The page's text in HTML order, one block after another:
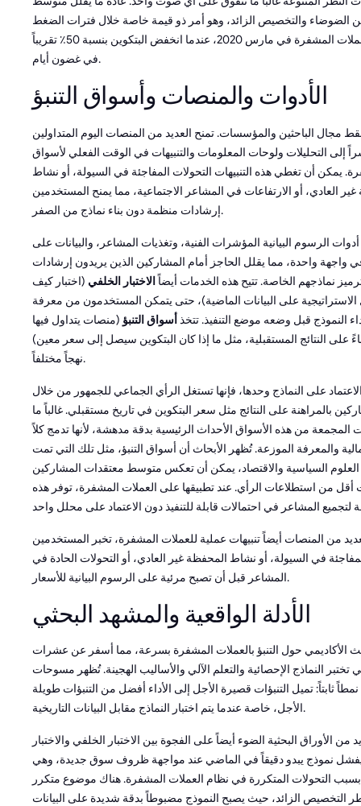
الضوضاء والتخصيص الزائد، وهو أمر ذو قيمة خاصة خلال فترات الضغط
مثل انهيار العملات المشفرة في مارس 2020، عندما انخفض البتكوين بنسبة 50٪ تقريباً
في غضون أيام.
الأدوات والمنصات وأسواق التنبؤ
مجال الباحثين والمؤسسات. تمنح العديد من المنصات اليوم المتداولين
إلى التحليلات ولوحات المعلومات والتنبيهات في الوقت الفعلي لأسواق
يمكن أن تغطي هذه التنبيهات التحولات المفاجئة في السيولة، أو نشاط
العادي، أو الارتفاعات في المشاعر الاجتماعية، مما يمنح المستخدمين
إرشادات منظمة دون بناء نماذج من الصفر.
أدوات الرسوم البيانية المؤشرات الفنية، وتغذيات المشاعر، والبيانات على
واجهة واحدة، مما يقلل الحاجز أمام المشاركين الذين يريدون إرشادات
نماذجهم الخاصة. تتيح هذه الخدمات أيضاًالاختبار الخلفي (اختبار كيف
على البيانات الماضية)، حتى يتمكن المستخدمون من معرفة
النموذج قبل وضعه موضع التنفيذ. تتخذأسواق التنبؤ (منصات يتداول فيها
على النتائج المستقبلية، مثل ما إذا كان البتكوين سيصل إلى سعر معين)
نهجاً مختلفاً.
على النماذج وحدها، فإنها تستغل الرأي الجماعي للجمهور من خلال
بالمراهنة على النتائج مثل سعر البتكوين في تاريخ مستقبلي. غالباً ما
المجمعة من هذه الأسواق الأحداث الرئيسية بدقة مدهشة، لأنها تدمج كلاً
والمعرفة الموزعة. تُظهر الأبحاث أن أسواق التنبؤ، مثل تلك التي تمت
السياسية والاقتصاد، يمكن أن تعكس متوسط معتقدات المشاركين
أقل من استطلاعات الرأي. عند تطبيقها على العملات المشفرة، توفر هذه
من المنصات أيضاً تنبيهات عملية للعملات المشفرة، تخبر المستخدمين
في السيولة، أو نشاط المحفظة غير العادي، أو التحولات الحادة في
المشاعر قبل أن تصبح مرئية على الرسوم البيانية للأسعار.
الأدلة الواقعية والمشهد البحثي
الأكاديمي حول التنبؤ بالعملات المشفرة بسرعة، مما أسفر عن عشرات
تختبر النماذج الإحصائية والتعلم الآلي والأساليب الهجينة. تُظهر مسوحات
ثابتاً: تميل التنبؤات قصيرة الأجل إلى الأداء أفضل من التنبؤات طويلة
الأجل، خاصة عندما يتم اختبار النماذج مقابل البيانات التاريخية.
من الأوراق البحثية الضوء أيضاً على الفجوة بين الاختبار الخلفي والاختبار
يفشل نموذج يبدو دقيقاً في الماضي عند مواجهة ظروف سوق جديدة، وهي
التحولات المتكررة في نظام العملات المشفرة. هناك موضوع متكرر
التخصيص الزائد، حيث يصبح النموذج مضبوطاً بدقة شديدة على البيانات